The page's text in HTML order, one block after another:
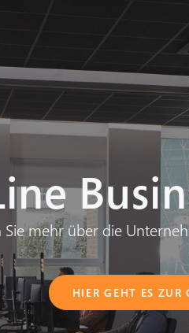
Sie mehr über die
HIER GEHT ES ZUR